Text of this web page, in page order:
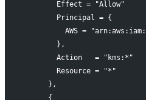
        Effect = "Allow"
        Principal = {
AWS =
        },
        Action   = "kms:*"
        Resource = "*"
      },
      {